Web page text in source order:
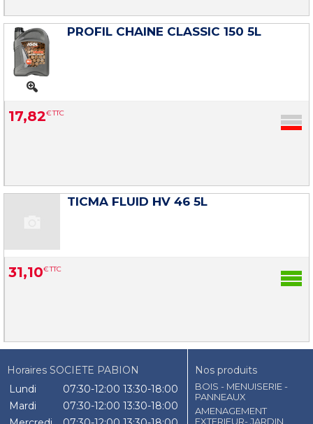
PROFIL CHAINE CLASSIC 150 5L
17,82€TTC
TICMA FLUID HV 46 5L
31,10€TTC
Horaires SOCIETE PABION
Lundi
07:30-12:00 13:30-18:00
Mardi
07:30-12:00 13:30-18:00
Nos produits
BOIS - MENUISERIE -
PANNEAUX
AMENAGEMENT
EXTERIEUR- JARDIN